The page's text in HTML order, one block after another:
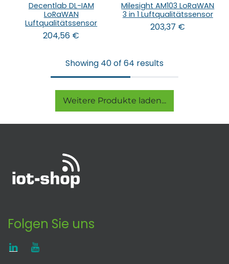
Decentlab DL-IAM
LoRaWAN
Luftqualitätssensor
204,56 €
Milesight AM103 LoRaWAN
3 in 1 Luftqualitätssensor
203,37 €
Showing 40 of 64 results
Weitere Produkte laden...
Folgen Sie uns